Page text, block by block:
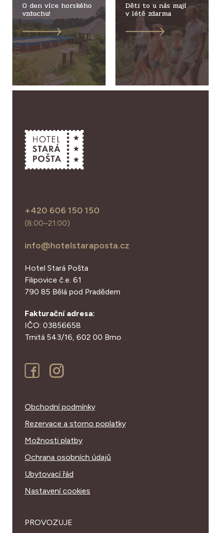
O den více horského
vzduchu!
Děti to u nás mají
v létě zdarma
+420 606 150 150
(8:00–21:00)
info@hotelstaraposta.cz
Hotel Stará Pošta
Filipovice č.e. 61
790 85 Bělá pod Pradědem
Fakturační adresa:
IČO: 03856658
Trnitá 543/16, 602 00 Brno
Obchodní podmínky
Rezervace a storno poplatky
Možnosti platby
Ochrana osobních údajů
Ubytovací řád
Nastavení cookies
PROVOZUJE